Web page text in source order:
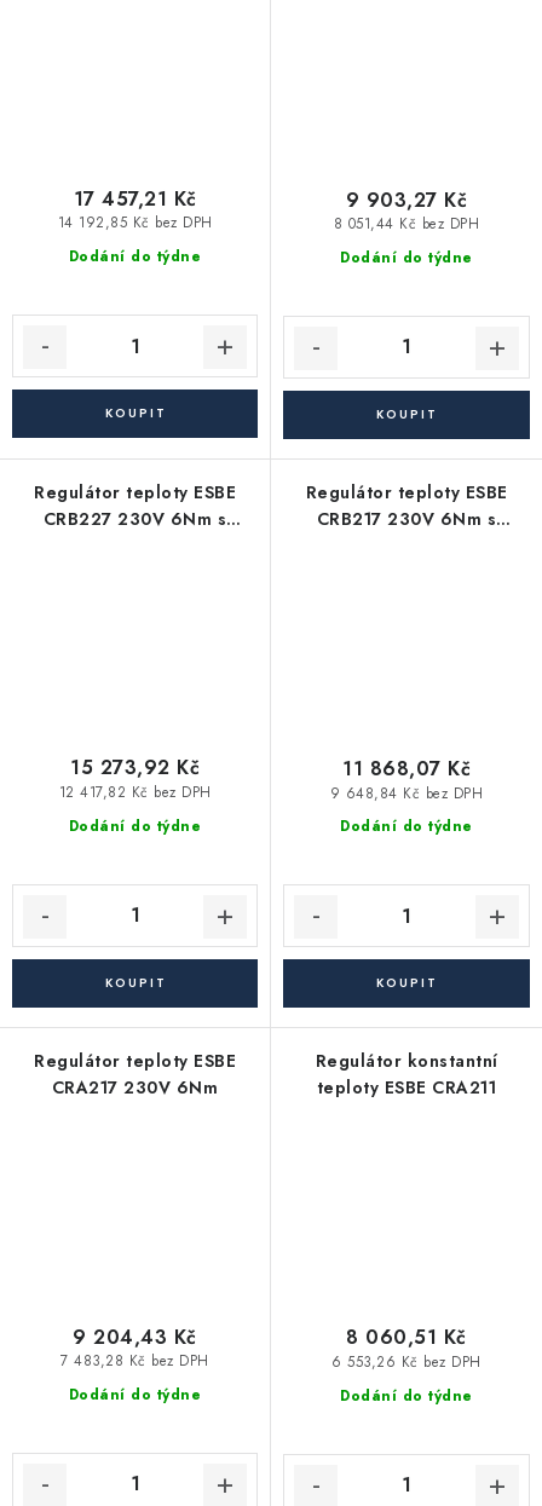
Dodání do týdne
14 192,85 Kč bez DPH
17 457,21 Kč
Dodání do týdne
8 051,44 Kč bez DPH
9 903,27 Kč
Regulátor teploty ESBE
CRB227 230V 6Nm s
Dodání do týdne
12 417,82 Kč bez DPH
15 273,92 Kč
Regulátor teploty ESBE
CRB217 230V 6Nm s
Dodání do týdne
9 648,84 Kč bez DPH
11 868,07 Kč
Regulátor teploty ESBE
CRA217 230V 6Nm
Dodání do týdne
7 483,28 Kč bez DPH
9 204,43 Kč
Regulátor konstantní
teploty ESBE CRA211
Dodání do týdne
6 553,26 Kč bez DPH
8 060,51 Kč